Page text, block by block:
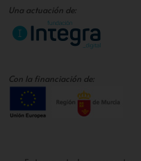
Una actuación de:
Con la financiación de: